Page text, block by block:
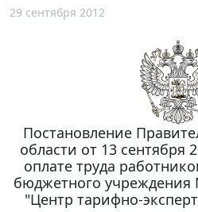
29 сентября 2012
Постановление
области от 13 сентября
оплате труда
бюджетного учреждения
"Центр тарифно-